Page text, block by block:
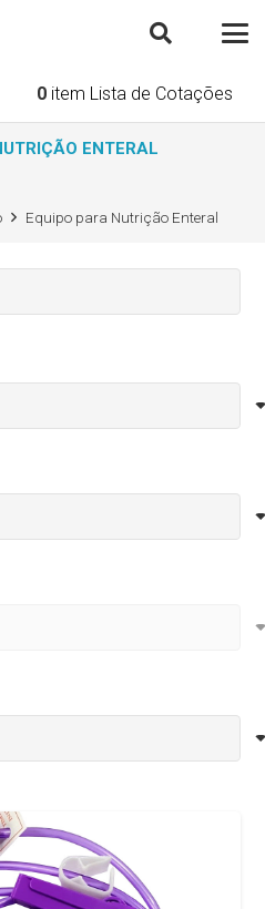
0 item Lista de Cotações
ENTERAL
Equipo para Nutrição Enteral